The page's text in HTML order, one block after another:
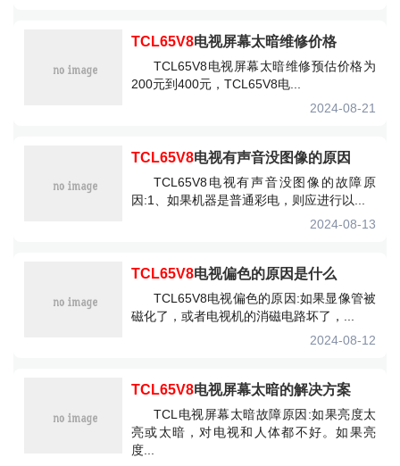
TCL65V8电视屏幕太暗维修价格
TCL65V8电视屏幕太暗维修预估价格为
200元到400元，TCL65V8电...
2024-08-21
TCL65V8电视有声音没图像的原因
TCL65V8电视有声音没图像的故障原
因:1、如果机器是普通彩电，则应进行以...
2024-08-13
TCL65V8电视偏色的原因是什么
TCL65V8电视偏色的原因:如果显像管被
磁化了，或者电视机的消磁电路坏了，...
2024-08-12
TCL65V8电视屏幕太暗的解决方案
TCL电视屏幕太暗故障原因:如果亮度太
亮或太暗，对电视和人体都不好。如果亮
度...